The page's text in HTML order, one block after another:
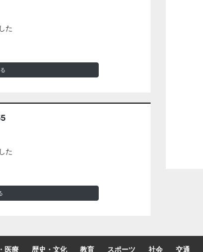
た
た
医療 歴史・文化 教育 スポーツ 社会 交通